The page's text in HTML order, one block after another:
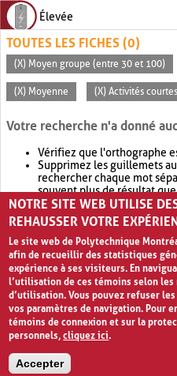
Élevée
TOUTES LES FICHES (0)
(X) Moyen groupe (entre 30 et 100)
(X) Moyenne (X) Activités
Votre recherche n'a donné
Vérifiez que l'orthographe
Supprimez les guillemets
rechercher chaque mot
souvent plus de résultat
Envisagez d'élargir votre
retournera souvent plus de
NOTRE SITE WEB UTILISE
REHAUSSER VOTRE
Le site web de Polytechnique
afin de recueillir des statistiques
expérience à ses visiteurs. En
l’utilisation de ces témoins selon
d’utilisation. Vous pouvez refuser
vos paramètres de navigation. Pour
témoins de connexion et sur la
personnels,cliquez ici.
Accepter